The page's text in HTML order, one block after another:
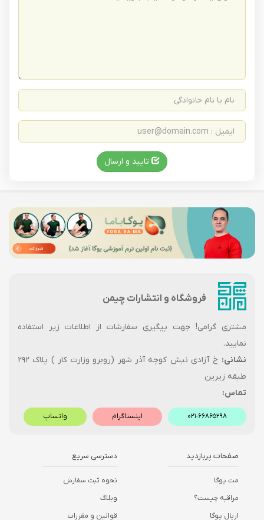
فروشگاه و انتشارات چیمن
مشتری گرامی! جهت پیگیری سفارشات از اطلاعات زیر استفاده
نمایید.
نشانی:
خ آزادی نبش کوچه آذر شهر (روبرو وزارت کار ) پلاک ۲۹۲
طبقه زیرین
تماس:
۰۲۱-۶۶۸۶۵۲۹۸ اینستاگرام واتساپ
صفحات پربازدید
مت یوگا
مراقبه چیست؟
اریال یوگا
دسترسی سریع
نحوه ثبت سفارش
وبلاگ
قوانین و مقررات